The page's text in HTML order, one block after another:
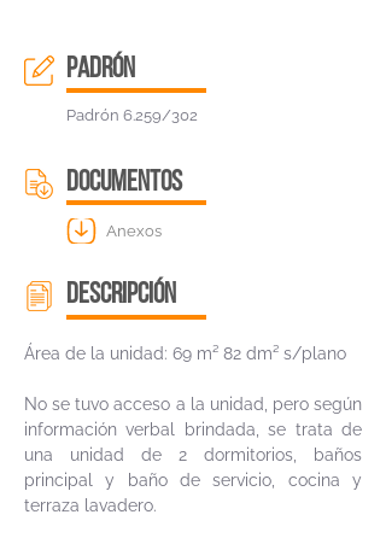
padrón
Padrón 6.259/302
DOCUMENTOS
Anexos
descripción
Área de la unidad: 69 m² 82 dm² s/plano
No se tuvo acceso a la unidad, pero según
información verbal brindada, se trata de
una unidad de 2 dormitorios, baños
principal y baño de servicio, cocina y
terraza lavadero.